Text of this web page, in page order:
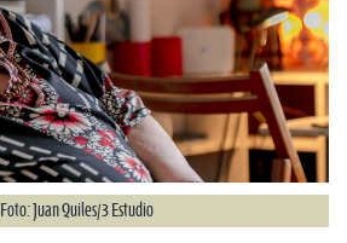
Foto: Juan Quiles/3 Estudio